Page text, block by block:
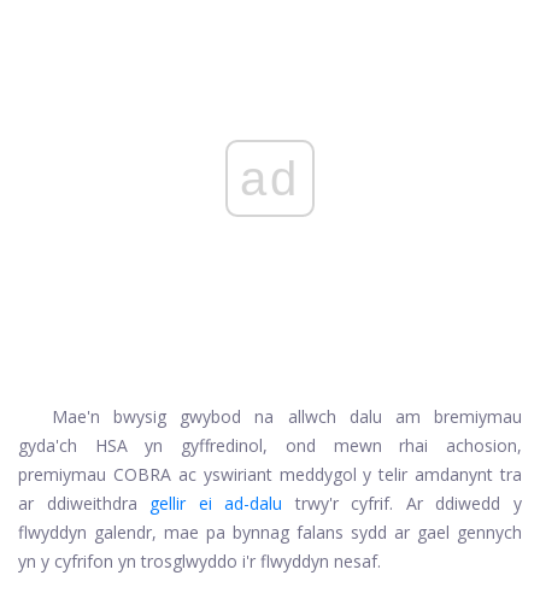
ad
Mae'n bwysig gwybod na allwch dalu am bremiymau
gyda'ch HSA yn gyffredinol, ond mewn rhai achosion,
premiymau COBRA ac yswiriant meddygol y telir amdanynt tra
ar ddiweithdra
gellir ei ad-dalu
trwy'r cyfrif. Ar ddiwedd y
flwyddyn galendr, mae pa bynnag falans sydd ar gael gennych
yn y cyfrifon yn trosglwyddo i'r flwyddyn nesaf.